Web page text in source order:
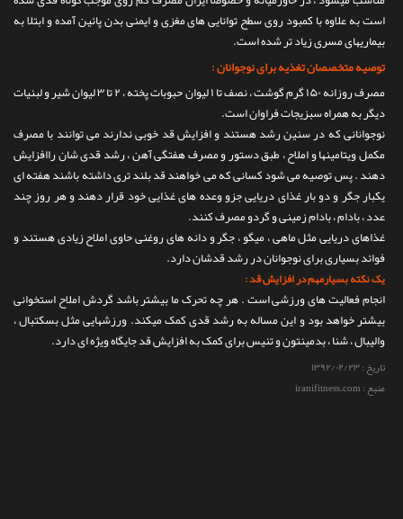
است به علاوه با کمبود روی سطح توانایی های مغزی و ایمنی بدن پائین آمده و ابتلا به
بیماریهای مسری زیاد تر شده است.
توصیه متخصصان تغذیه برای نوجوانان :
مصرف روزانه ۱۵۰ گرم گوشت ، نصف تا ۱ لیوان حبوبات پخته ، ۲ تا ۳ لیوان شیر و لبنیات
دیگر به همراه سبزیجات فراوان است.
نوجوانانی که در سنین رشد هستند و افزایش قد خوبی ندارند می توانند با مصرف
مکمل ویتامینها و املاح ، طبق دستور و مصرف هفتگی آهن ، رشد قدی شان راافزایش
دهند . پس توصیه می شود کسانی که می خواهند قد بلند تری داشته باشند هفته ای
یکبار جگر و دو بار غذای دریایی جزو وعده های غذایی خود قرار دهند و هر روز چند
عدد ، بادام ، بادام زمینی و گردو مصرف کنند.
غذاهای دریایی مثل ماهی ، میگو ، جگر و دانه های روغنی حاوی املاح زیادی هستند و
فوائد بسیاری برای نوجوانان در رشد قدشان دارد.
یک نکته بسیارمهم در افزایش قد :
انجام فعالیت های ورزشی است . هر چه تحرک ما بیشتر باشد گردش املاح استخوانی
بیشتر خواهد بود و این مساله به رشد قدی کمک میکند. ورزشهایی مثل بسکتبال ،
والیبال ، شنا ، بدمینتون و تنیس برای کمک به افزایش قد جایگاه ویژه ای دارد.
تاریخ :۱۳۹۲/۰۲/۲۳
منبع : iranifitness.com